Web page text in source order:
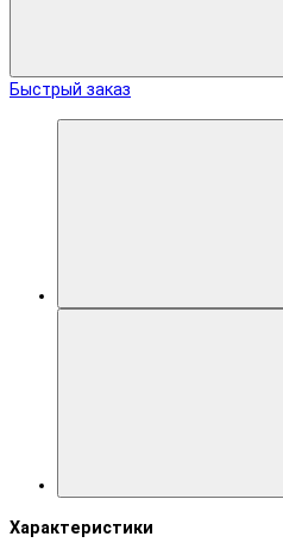
Быстрый заказ
Характеристики